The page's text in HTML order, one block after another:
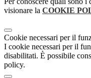
visionare la COOKIE
Cookie necessari per il
I cookie necessari per il
disabilitati. È possibile
policy.